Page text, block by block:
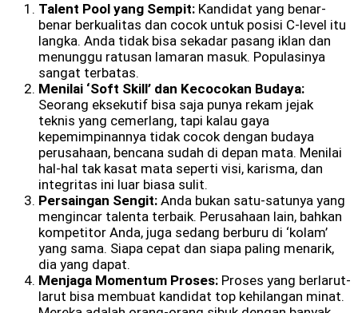
Talent Pool yang Sempit: Kandidat yang benar-
benar berkualitas dan cocok untuk posisi C-level itu
langka. Anda tidak bisa sekadar pasang iklan dan
menunggu ratusan lamaran masuk. Populasinya
sangat terbatas.
Menilai ‘Soft Skill’ dan Kecocokan Budaya:
Seorang eksekutif bisa saja punya rekam jejak
teknis yang cemerlang, tapi kalau gaya
kepemimpinannya tidak cocok dengan budaya
perusahaan, bencana sudah di depan mata. Menilai
hal-hal tak kasat mata seperti visi, karisma, dan
integritas ini luar biasa sulit.
Persaingan Sengit: Anda bukan satu-satunya yang
mengincar talenta terbaik. Perusahaan lain, bahkan
kompetitor Anda, juga sedang berburu di ‘kolam’
yang sama. Siapa cepat dan siapa paling menarik,
dia yang dapat.
Menjaga Momentum Proses: Proses yang berlarut-
larut bisa membuat kandidat top kehilangan minat.